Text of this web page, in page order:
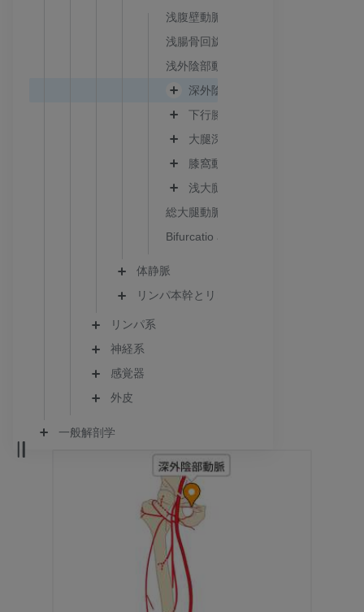
浅腹壁動脈
浅腸骨回旋動脈
浅外陰部動脈
深外陰部動脈
下行膝動脈
大腿深動脈
膝窩動脈
浅大腿動脈
総大腿動脈
Bifurcatio arteriae femoralis
体静脈
リンパ本幹とリンパ管
リンパ系
神経系
感覚器
外皮
一般解剖学